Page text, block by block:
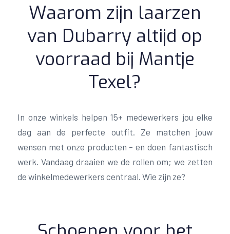
Waarom zijn laarzen
van Dubarry altijd op
voorraad bij Mantje
Texel?
In onze winkels helpen 15+ medewerkers jou elke
dag aan de perfecte outfit. Ze matchen jouw
wensen met onze producten – en doen fantastisch
werk. Vandaag draaien we de rollen om; we zetten
de winkelmedewerkers centraal. Wie zijn ze?